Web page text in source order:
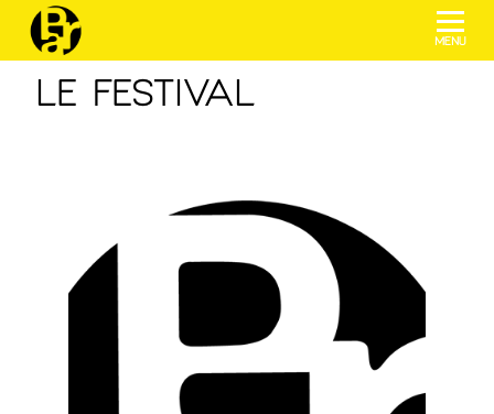
menu
LE FESTIVAL